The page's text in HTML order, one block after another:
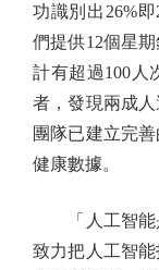
功識別出26%
們提供12個星
計有超過100人
者，發現兩成
團隊已建立完
健康數據。
「人工智能
致力把人工智